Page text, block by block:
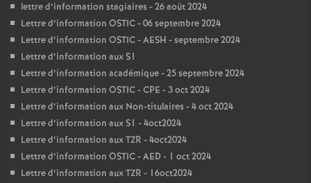
lettre d’information stagiaires - 26 août 2024
Lettre d’information OSTIC - 06 septembre 2024
Lettre d’information OSTIC - AESH - septembre 2024
Lettre d’information aux S1
Lettre d’information académique - 25 septembre 2024
Lettre d’information OSTIC - CPE - 3 oct 2024
Lettre d’information aux Non-titulaires - 4 oct 2024
Lettre d’information aux S1 - 4oct2024
Lettre d’information aux TZR - 4oct2024
Lettre d’information OSTIC - AED - 1 oct 2024
Lettre d’information aux TZR - 16oct2024